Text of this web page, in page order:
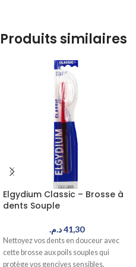
Produits similaires
Elgydium Classic – Brosse à
dents Souple
41,30 د.م.
Nettoyez vos dents en douceur avec
cette brosse aux poils souples qui
protège vos gencives sensibles.